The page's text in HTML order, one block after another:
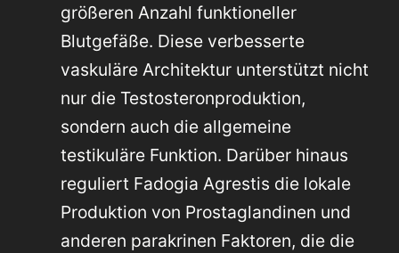
größeren Anzahl funktioneller
Blutgefäße. Diese verbesserte
vaskuläre Architektur unterstützt nicht
nur die Testosteronproduktion,
sondern auch die allgemeine
testikuläre Funktion. Darüber hinaus
reguliert Fadogia Agrestis die lokale
Produktion von Prostaglandinen und
anderen parakrinen Faktoren, die die